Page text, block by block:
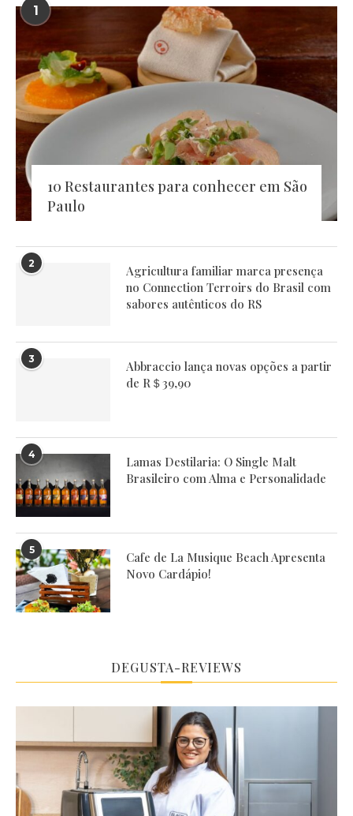
1
10 Restaurantes para conhecer em São
Paulo
2
Agricultura familiar marca presença
no Connection Terroirs do Brasil com
sabores autênticos do RS
3
Abbraccio lança novas opções a partir
de R＄39,90
4
Lamas Destilaria: O Single Malt
Brasileiro com Alma e Personalidade
5
Cafe de La Musique Beach Apresenta
Novo Cardápio!
DEGUSTA-REVIEWS